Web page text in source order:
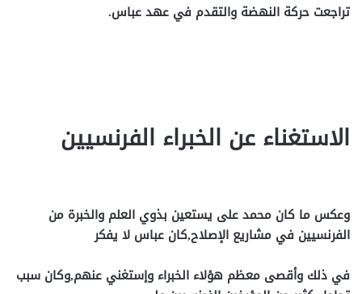
تراجعت حركة النهضة والتقدم في عهد عباس.
الاستغناء عن الخبراء الفرنسيين
وعكس ما كان محمد على يستعين بذوي العلم والخبرة من
الفرنسيين في مشاريع الإصلاح,كان عباس لا يفكر
في ذلك وأقصى معظم هؤلاء الخبراء وإستغني عنهم,وكان سبب